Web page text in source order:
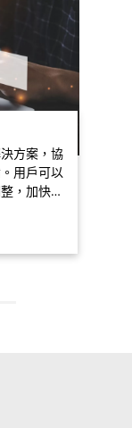
方案，協
用戶可以
，加快…